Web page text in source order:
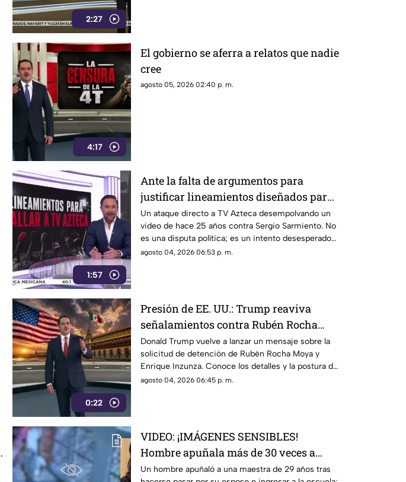
2:27
4:17
El gobierno se aferra a relatos que nadie
cree
agosto 05, 2026 02:40 p. m.
1:57
Ante la falta de argumentos para
justificar lineamientos diseñados para
censurar, el Gobierno recurrió a la
descalificación
Un ataque directo a TV Azteca desempolvando un
video de hace 25 años contra Sergio Sarmiento. No
es una disputa política; es un intento desesperado
por silenciar a la crítica
agosto 04, 2026 06:53 p. m.
0:22
Presión de EE. UU.: Trump reaviva
señalamientos contra Rubén Rocha
Moya y Enrique Inzunza
Donald Trump vuelve a lanzar un mensaje sobre la
solicitud de detención de Rubén Rocha Moya y
Enrique Inzunza. Conoce los detalles y la postura de
México
agosto 04, 2026 06:45 p. m.
VIDEO: ¡IMÁGENES SENSIBLES!
Hombre apuñala más de 30 veces a
maestra de 29 años en una escuela
Un hombre apuñaló a una maestra de 29 años tras